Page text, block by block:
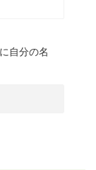
自分の名